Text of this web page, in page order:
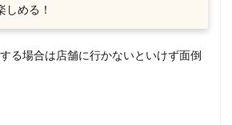
しめる！
る場合は店舗に行かないといけず面倒